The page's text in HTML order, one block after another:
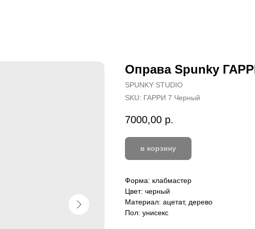
Оправа Spunky
SPUNKY STUDIO
SKU: ГАРРИ 7 Черный
7000,00 р.
в корзину
Форма: клабмастер
Цвет: черный
Материал: ацетат, дерево
Пол: унисекс